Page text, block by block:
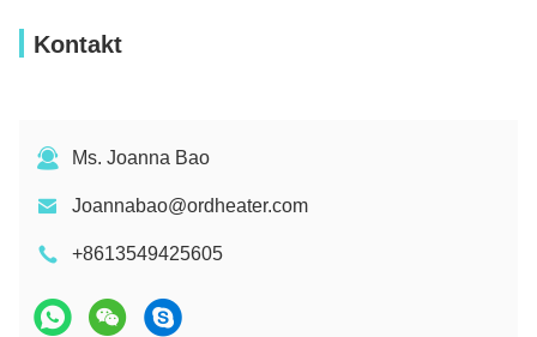
Kontakt
Ms. Joanna Bao
Joannabao@ordheater.com
+8613549425605